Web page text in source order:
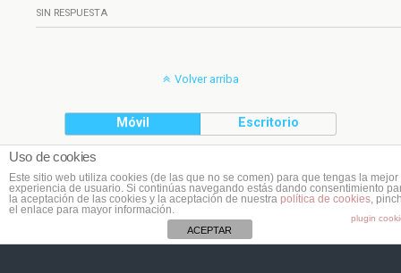
SIN RESPUESTA
Volver arriba
Móvil Escritorio
Uso de cookies
Este sitio web utiliza cookies (de las que no se comen) para que tengas la mejor
experiencia de usuario. Si continúas navegando estás dando consentimiento
la aceptación de las cookies y la aceptación de nuestra política de cookies ,
el enlace para mayor información.
plugin
ACEPTAR